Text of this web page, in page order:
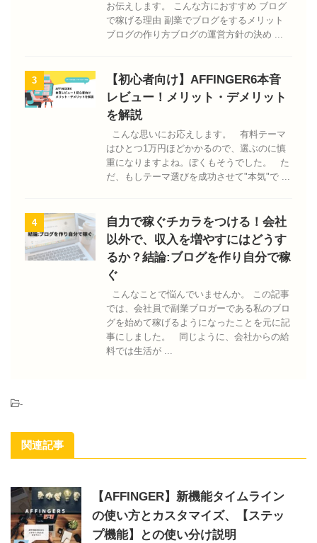
お伝えします。 こんな方におすすめ ブログ
で稼げる理由 副業でブログをするメリット
ブログの作り方ブログの運営方針の決め ...
3
【初心者向け】AFFINGER6本音
レビュー！メリット・デメリット
を解説
こんな思いにお応えします。 有料テーマ
はひとつ1万円ほどかかるので、選ぶのに慎
重になりますよね。ぼくもそうでした。 た
だ、もしテーマ選びを成功させて"本気"で ...
4
自力で稼ぐチカラをつける！会社
以外で、収入を増やすにはどうす
るか？結論:ブログを作り自分で稼
ぐ
こんなことで悩んでいませんか。 この記事
では、会社員で副業ブロガーである私のブロ
グを始めて稼げるようになったことを元に記
事にしました。 同じように、会社からの給
料では生活が ...
-
関連記事
【AFFINGER】新機能タイムライン
の使い方とカスタマイズ、【ステッ
プ機能】との使い分け説明